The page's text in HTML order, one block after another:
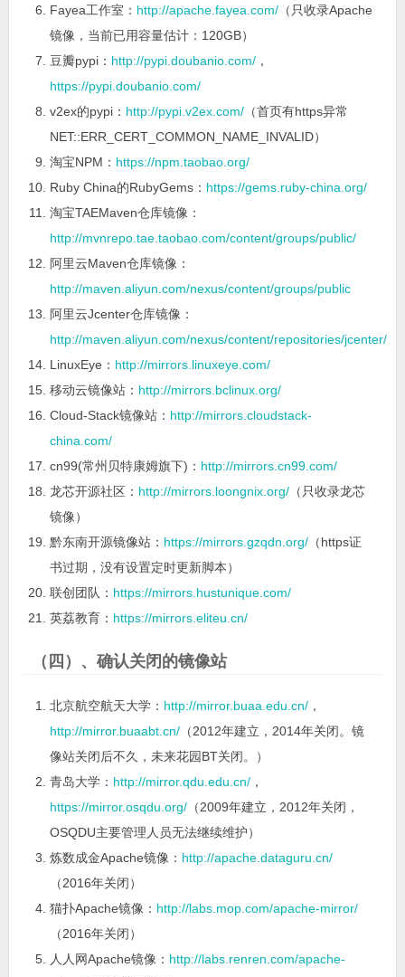
Fayea工作室： http://apache.fayea.com/（只收录Apache
镜像，当前已用容量估计：120GB）
豆瓣pypi： http://pypi.doubanio.com/，
https://pypi.doubanio.com/
v2ex的pypi： http://pypi.v2ex.com/（首页有https异常
NET::ERR_CERT_COMMON_NAME_INVALID）
淘宝NPM： https://npm.taobao.org/
Ruby China的RubyGems： https://gems.ruby-china.org/
淘宝TAEMaven仓库镜像：
http://mvnrepo.tae.taobao.com/content/groups/public/
阿里云Maven仓库镜像：
http://maven.aliyun.com/nexus/content/groups/public
阿里云Jcenter仓库镜像：
http://maven.aliyun.com/nexus/content/repositories/jcenter/
LinuxEye： http://mirrors.linuxeye.com/
移动云镜像站： http://mirrors.bclinux.org/
Cloud-Stack镜像站： http://mirrors.cloudstack-
china.com/
cn99(常州贝特康姆旗下)： http://mirrors.cn99.com/
龙芯开源社区： http://mirrors.loongnix.org/（只收录龙芯
镜像）
黔东南开源镜像站： https://mirrors.gzqdn.org/（https证
书过期，没有设置定时更新脚本）
联创团队： https://mirrors.hustunique.com/
英荔教育： https://mirrors.eliteu.cn/
（四）、确认关闭的镜像站
北京航空航天大学： http://mirror.buaa.edu.cn/，
http://mirror.buaabt.cn/（2012年建立，2014年关闭。镜
像站关闭后不久，未来花园BT关闭。）
青岛大学： http://mirror.qdu.edu.cn/，
https://mirror.osqdu.org/（2009年建立，2012年关闭，
OSQDU主要管理人员无法继续维护）
炼数成金Apache镜像： http://apache.dataguru.cn/
（2016年关闭）
猫扑Apache镜像： http://labs.mop.com/apache-mirror/
（2016年关闭）
人人网Apache镜像： http://labs.renren.com/apache-